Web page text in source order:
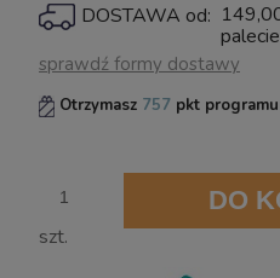
powiadom o
DOSTAWA od:
palecie
Cena nie zawiera
sprawdź formy dostawy
Otrzymasz 757 pkt
szt.
DO